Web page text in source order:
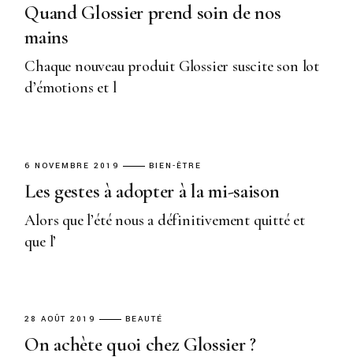
Quand Glossier prend soin de nos
mains
Chaque nouveau produit Glossier suscite son lot
d’émotions et l
6 NOVEMBRE 2019 BIEN-ÊTRE
Les gestes à adopter à la mi-saison
Alors que l’été nous a définitivement quitté et
que l’
28 AOÛT 2019 BEAUTÉ
On achète quoi chez Glossier ?